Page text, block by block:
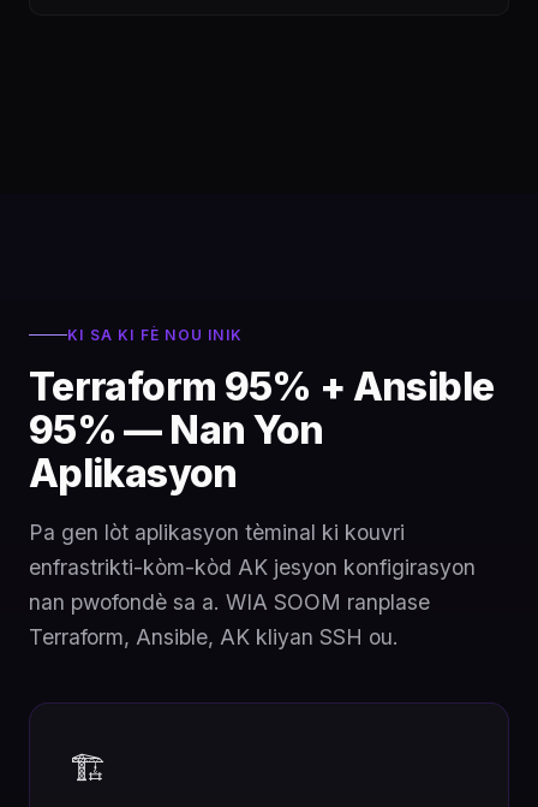
KI SA KI FÈ NOU INIK
Terraform 95% + Ansible
95% — Nan Yon
Aplikasyon
Pa gen lòt aplikasyon tèminal ki kouvri
enfrastrikti-kòm-kòd AK jesyon konfigirasyon
nan pwofondè sa a. WIA SOOM ranplase
Terraform, Ansible, AK kliyan SSH ou.
🏗️